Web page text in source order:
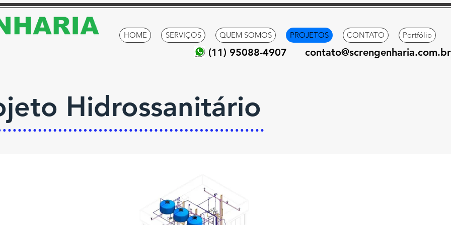
HOME SERVIÇOS QUEM SOMOS PROJETOS CONTATO Portfólio
(11) 95088-4907 contato@screngenharia.com.br
Hidrossanitário